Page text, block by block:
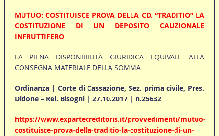
MUTUO: COSTITUISCE PROVA DELLA CD. “TRADITIO” LA
COSTITUZIONE DI UN DEPOSITO CAUZIONALE
INFRUTTIFERO
LA PIENA DISPONIBILITÀ GIURIDICA EQUIVALE ALLA
CONSEGNA MATERIALE DELLA SOMMA
Ordinanza | Corte di Cassazione, Sez. prima civile, Pres.
Didone – Rel. Bisogni | 27.10.2017 | n.25632
https://www.expartecreditoris.it/provvedimenti/mutuo-
costituisce-prova-della-traditio-la-costituzione-di-un-